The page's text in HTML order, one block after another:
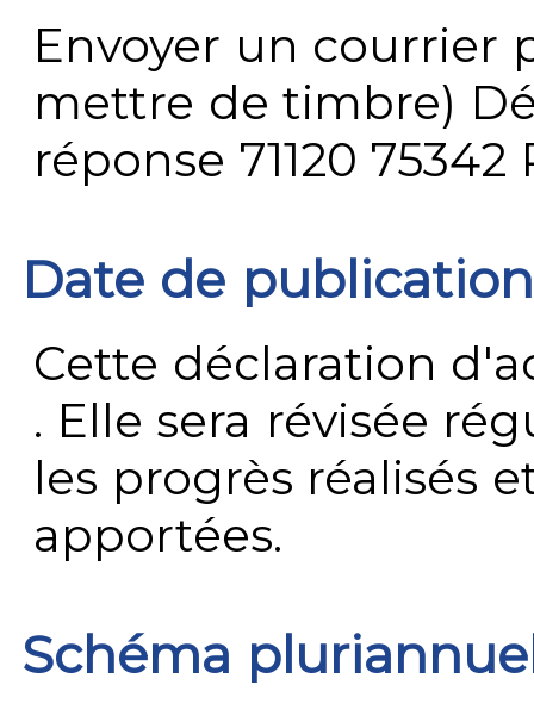
Envoyer un courrier
mettre de timbre)
réponse 71120 75342
Date de publication
Cette déclaration
. Elle sera révisée
les progrès réalisés
apportées.
Schéma